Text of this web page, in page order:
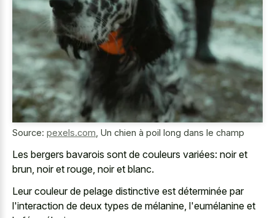
Source: pexels.com Un chien à poil long dans le champ
Les bergers bavarois sont de couleurs variées: noir et
brun, noir et rouge, noir et blanc.
Leur couleur de pelage distinctive est déterminée par
l'interaction de deux types de mélanine, l'eumélanine et